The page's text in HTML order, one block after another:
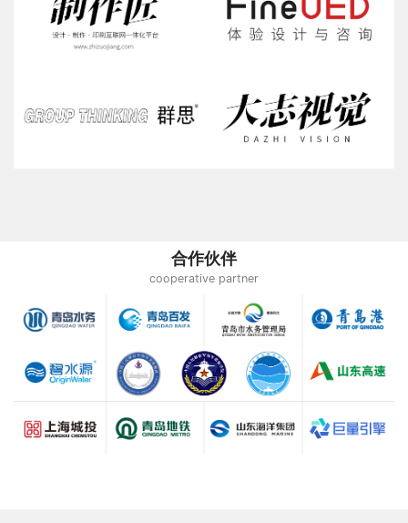
合作伙伴
cooperative partner